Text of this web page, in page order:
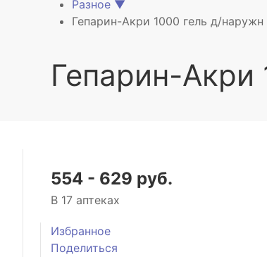
Разное ▼
Гепарин-Акри 1000 гель д/
Гепарин-
554 - 629 руб.
В 17 аптеках
Избранное
Поделиться